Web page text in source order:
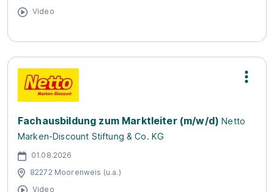
Video
Fachausbildung zum Marktleiter (m/w/d) Netto
Marken-Discount Stiftung & Co. KG
01.08.2026
82272 Moorenweis (u.a.)
Video